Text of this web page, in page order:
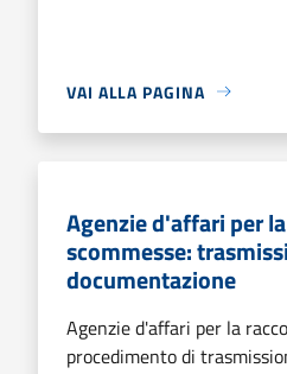
VAI ALLA PAGINA
Agenzie d'affari per
scommesse:
documentazione
Agenzie d'affari per la
procedimento di